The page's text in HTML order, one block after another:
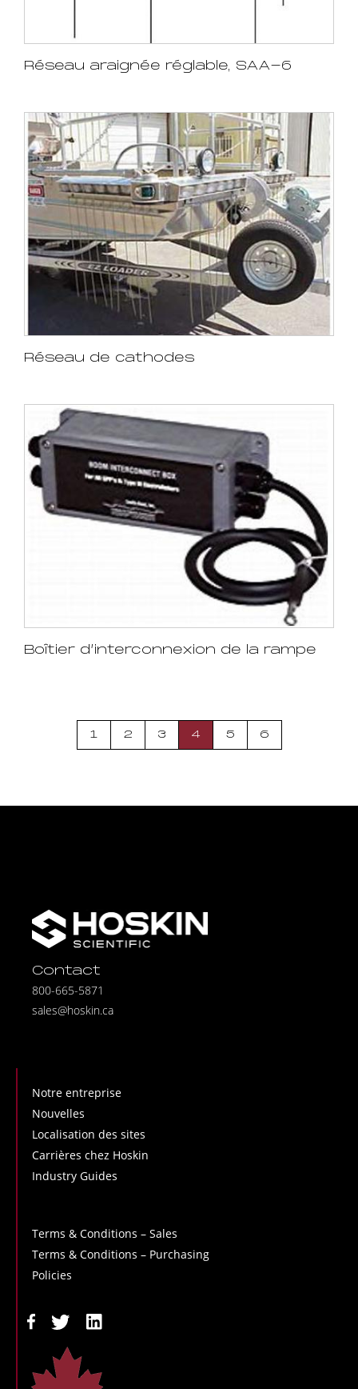
Réseau araignée réglable, SAA-6
Réseau de cathodes
Boîtier d’interconnexion de la rampe
1 2 3 4 5 6
Contact
800-665-5871
sales@hoskin.ca
Notre entreprise
Nouvelles
Localisation des sites
Carrières chez Hoskin
Industry Guides
Terms & Conditions – Sales
Terms & Conditions – Purchasing
Policies